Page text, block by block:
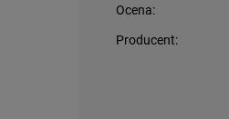
Ocena:
Producent: